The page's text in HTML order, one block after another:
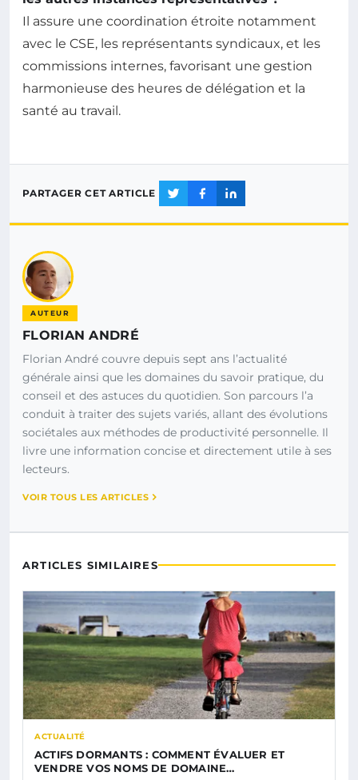
Il assure une coordination étroite notamment
avec le CSE, les représentants syndicaux, et les
commissions internes, favorisant une gestion
harmonieuse des heures de délégation et la
santé au travail.
PARTAGER CET ARTICLE
AUTEUR
FLORIAN ANDRÉ
Florian André couvre depuis sept ans l’actualité
générale ainsi que les domaines du savoir pratique, du
conseil et des astuces du quotidien. Son parcours l’a
conduit à traiter des sujets variés, allant des évolutions
sociétales aux méthodes de productivité personnelle. Il
livre une information concise et directement utile à ses
lecteurs.
VOIR TOUS LES ARTICLES
ARTICLES SIMILAIRES
ACTUALITÉ
ACTIFS DORMANTS : COMMENT ÉVALUER ET
VENDRE VOS NOMS DE DOMAINE…